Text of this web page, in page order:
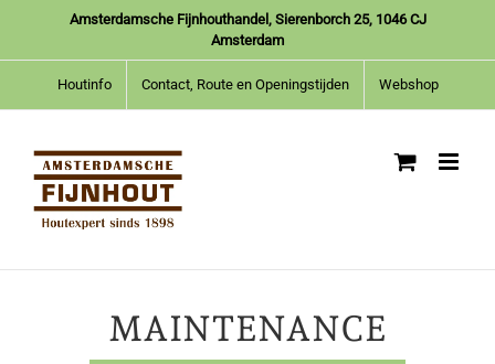
inhoud
Amsterdamsche Fijnhouthandel, Sierenborch 25, 1046 CJ
Amsterdam
Houtinfo Contact, Route en Openingstijden Webshop
MAINTENANCE